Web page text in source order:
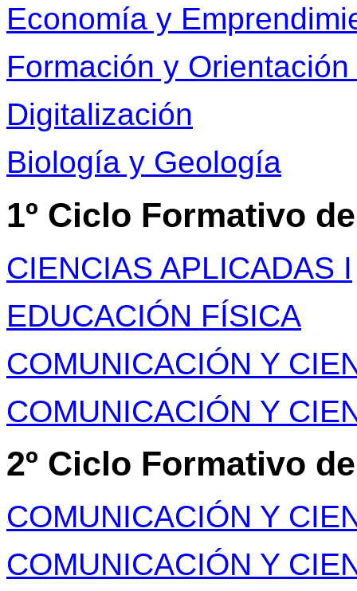
Economía y
Formación y
Digitalización
Biología y Geología
1º Ciclo Formativo
CIENCIAS APLICADAS I
EDUCACIÓN FÍSICA
COMUNICACIÓN Y
COMUNICACIÓN Y
2º Ciclo Formativo
COMUNICACIÓN Y
COMUNICACIÓN Y